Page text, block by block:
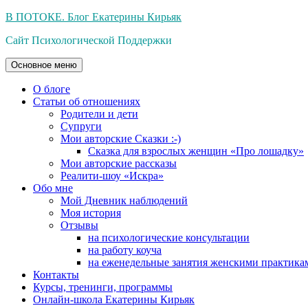
Перейти
содержимому
В ПОТОКЕ. Блог Екатерины Кирьяк
Сайт Психологической Поддержки
Основное меню
О блоге
Статьи об отношениях
Родители и дети
Супруги
Мои авторские Сказки :-)
Сказка для взрослых женщин «Про лошадку»
Мои авторские рассказы
Реалити-шоу «Искра»
Обо мне
Мой Дневник наблюдений
Моя история
Отзывы
на психологические консультации
на работу коуча
на еженедельные занятия женскими
Контакты
Курсы, тренинги, программы
Онлайн-школа Екатерины Кирьяк